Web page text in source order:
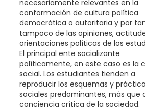
necesariamente relevantes en la
conformación de cultura política
democrática o autoritaria y por
tampoco de las opiniones,
orientaciones políticas de los
El principal ente socializante
políticamente, en este caso es la
social. Los estudiantes tienden a
reproducir los esquemas y
sociales predominantes, más que
conciencia crítica de la sociedad.